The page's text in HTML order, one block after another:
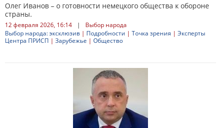
Олег Иванов – о готовности немецкого общества к обороне
страны.
12 февраля 2026, 16:14 |
Выбор народа
Выбор народа: эксклюзив | Подробности | Точка зрения | Эксперты
Центра ПРИСП | Зарубежье | Общество